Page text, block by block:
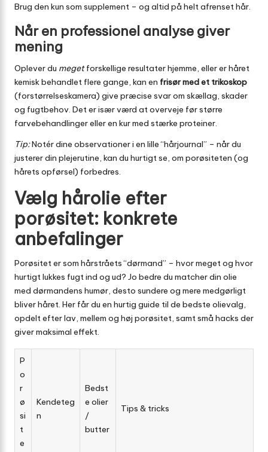
Brug den kun som supplement – og altid på helt afrenset hår.
Når en professionel analyse giver
mening
Oplever du megetforskellige resultater hjemme, eller er håret
kemisk behandlet flere gange, kan en frisør med et trikoskop
(forstørrelseskamera) give præcise svar om skællag, skader
og fugtbehov. Det er især værd at overveje før større
farvebehandlinger eller en kur med stærke proteiner.
Tip:Notér dine observationer i en lille “hårjournal” – når du
justerer din plejerutine, kan du hurtigt se, om porøsiteten (og
hårets opførsel) forbedres.
Vælg hårolie efter
porøsitet: konkrete
anbefalinger
Porøsitet er som hårstråets “dørmand” – hvor meget og hvor
hurtigt lukkes fugt ind og ud? Jo bedre du matcher din olie
med dørmandens humør, desto sundere og mere medgørligt
bliver håret. Her får du en hurtig guide til de bedste olie­valg,
opdelt efter lav, mellem og høj porøsitet, samt små hacks der
giver maksimal effekt.
P
o
r
ø
si
t
e
Kendeteg
n
Bedst
e olier
/
butter
Tips & tricks